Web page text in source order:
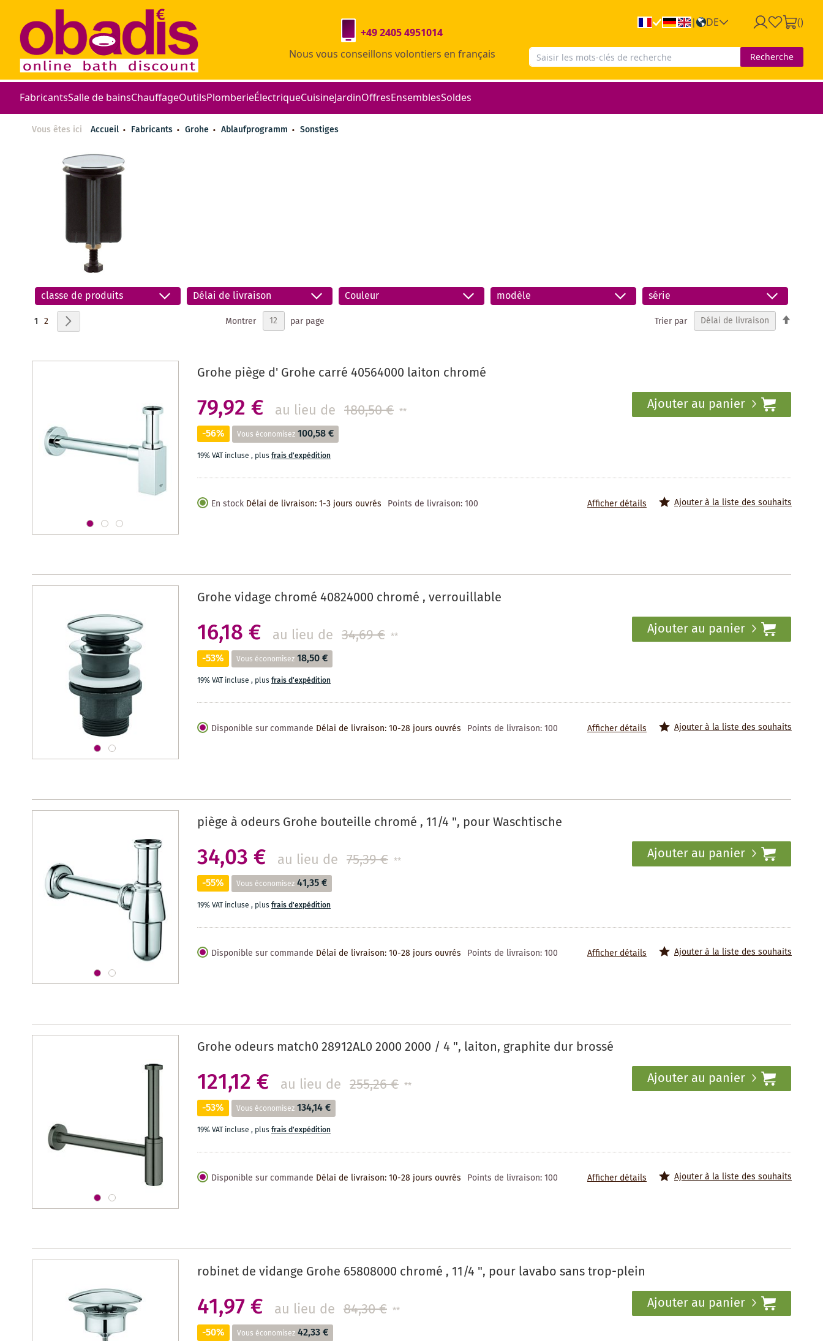
| DE ()
+49 2405 4951014
Nous vous conseillons volontiers en français
Recherche
FabricantsSalle de bainsChauffageOutilsPlomberieÉlectriqueCuisineJardinOffresEnsemblesSoldes
Vous êtes ici Accueil Fabricants Grohe Ablaufprogramm Sonstiges
classe de produits Délai de livraison Couleur modèle série
Page
Vous lisez actuellement la page
1 Page
2 Montrer par page Trier par
Grohe piège d' Grohe carré 40564000 laiton chromé
79,92 € au lieu de 180,50 € **
-56% Vous économisez 100,58 €
19% VAT incluse , plusfrais d'expédition
Ajouter au panier
En stock Délai de livraison: 1-3 jours ouvrés Points de livraison:100 Ajouter à la liste des souhaits
Afficher détails
Grohe vidage chromé 40824000 chromé , verrouillable
16,18 € au lieu de 34,69 € **
-53% Vous économisez 18,50 €
19% VAT incluse , plusfrais d'expédition
Ajouter au panier
Disponible sur commande Délai de livraison: 10-28 jours ouvrés Points de livraison:100 Ajouter à la liste des souhaits
Afficher détails
piège à odeurs Grohe bouteille chromé , 11/4 ", pour Waschtische
34,03 € au lieu de 75,39 € **
-55% Vous économisez 41,35 €
19% VAT incluse , plusfrais d'expédition
Ajouter au panier
Disponible sur commande Délai de livraison: 10-28 jours ouvrés Points de livraison:100 Ajouter à la liste des souhaits
Afficher détails
Grohe odeurs match0 28912AL0 2000 2000 / 4 ", laiton, graphite dur brossé
121,12 € au lieu de 255,26 € **
-53% Vous économisez 134,14 €
19% VAT incluse , plusfrais d'expédition
Ajouter au panier
Disponible sur commande Délai de livraison: 10-28 jours ouvrés Points de livraison:100 Ajouter à la liste des souhaits
Afficher détails
robinet de vidange Grohe 65808000 chromé , 11/4 ", pour lavabo sans trop-plein
41,97 € au lieu de 84,30 € **
-50% Vous économisez 42,33 €
Ajouter au panier